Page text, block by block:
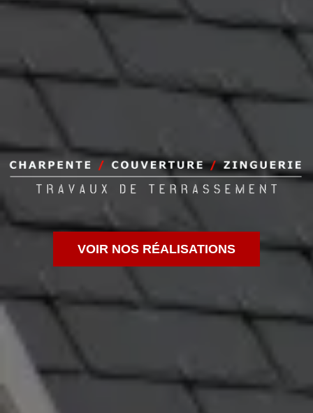
VOIR NOS RÉALISATIONS